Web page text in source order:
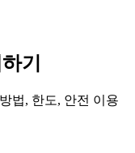
기
법, 한도, 안전 이용